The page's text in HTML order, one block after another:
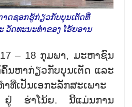
ດຊອກຮູ້ກ່ຽວກັບບຸນເຕັດທີ່
ວັດທະນະທຳຂອງ ໂຮ້ຍອານ
– 18 ກຸມພາ, ມະຫາຊົນ
ນຫາກ່ຽວກັບບຸນເຕັດ ແລະ
ທີ່ເປັນເອກະລັກສະເພາະ
ຮ່າໂນ້ຍ. ນີ້ແມ່ນການ